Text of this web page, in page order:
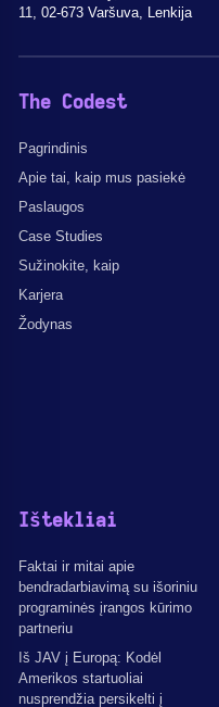
11, 02-673 Varšuva, Lenkija
The Codest
Pagrindinis
Apie tai, kaip mus pasiekė
Paslaugos
Case Studies
Sužinokite, kaip
Karjera
Žodynas
Ištekliai
Faktai ir mitai apie
bendradarbiavimą su išoriniu
programinės įrangos kūrimo
partneriu
Iš JAV į Europą: Kodėl
Amerikos startuoliai
nusprendžia persikelti į